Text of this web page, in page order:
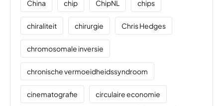
China chip ChipNL chips
chiraliteit chirurgie Chris Hedges
chromosomale inversie
chronische vermoeidheidssyndroom
cinematografie circulaire economie